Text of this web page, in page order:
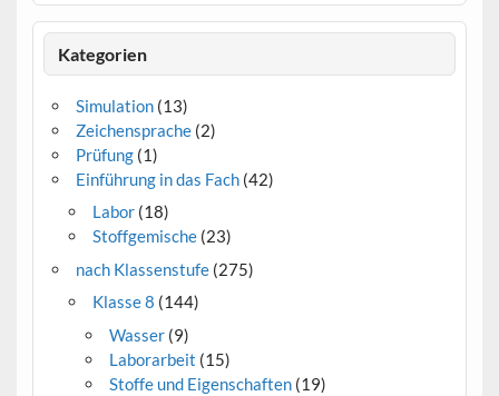
Kategorien
Simulation(13)
Zeichensprache(2)
Prüfung(1)
Einführung in das Fach(42)
Labor(18)
Stoffgemische(23)
nach Klassenstufe(275)
Klasse 8 (144)
Wasser (9)
Laborarbeit (15)
Stoffe und Eigenschaften (19)